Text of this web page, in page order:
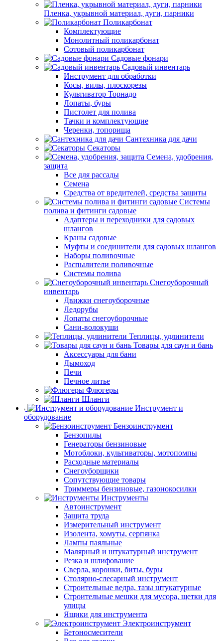
Пленка, укрывной материал, дуги, парники
Поликарбонат
Комплектующие
Монолитный поликарбонат
Сотовый поликарбонат
Садовые фонари
Садовый инвентарь
Инструмент для обработки
Косы, вилы, плоскорезы
Культиватор Торнадо
Лопаты, буры
Пистолет для полива
Тачки и комплектующие
Черенки, топорища
Сантехника для дачи
Секаторы
Семена, удобрения,
защита
Все для рассады
Семена
Средства от вредителей, средства защиты
Системы
полива и фитинги садовые
Адаптеры и переходники для садовых
шлангов
Краны садовые
Муфты и соединители для садовых шлангов
Наборы поливочные
Распылители поливочные
Системы полива
Снегоуборочный
инвентарь
Движки снегоуборочные
Ледорубы
Лопаты снегоуборочные
Сани-волокуши
Теплицы, удлинители
Товары для саун и бань
Аксессуары для бани
Дымоход
Печи
Печное литье
Флюгеры
Шланги
Инструмент и
оборудование
Бензоинструмент
Бензопилы
Генераторы бензиновые
Мотоблоки, культиваторы, мотопомпы
Расходные материалы
Снегоуборщики
Сопутствующие товары
Триммеры бензиновые, газонокосилки
Инструменты
Автоинструмент
Защита труда
Измерительный инструмент
Изолента, хомуты, серпянка
Лампы паяльные
Малярный и штукатурный инструмент
Резка и шлифование
Сверла, коронки, биты, буры
Столярно-слесарный инструмент
Строительные ведра, тазы штукатурные
Строительные мешки для мусора, щетки для
улицы
Ящики для инструмента
Электроинструмент
Бетоносмесители